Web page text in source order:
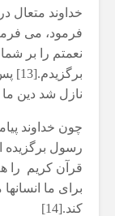
خداوند متعال
فرمود، می
نعمتم را بر
نازل شد دین
چون خداوند
رسول برگزیده
قرآن کریم را
برای ما
کند.[14]